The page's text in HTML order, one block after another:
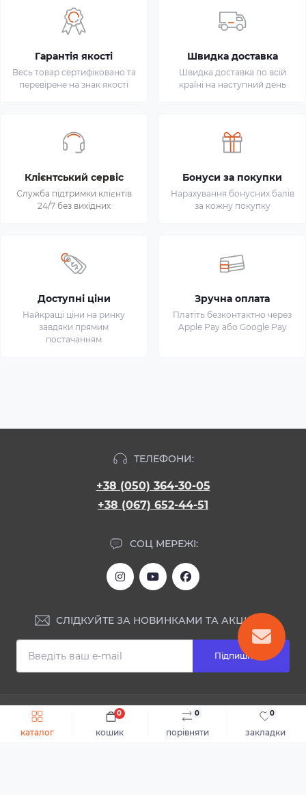
каталог порівняти
0
закладки
0
кошик
0
Швидке замовлення До кошика
Гарантія якості
Весь товар сертифіковано та
перевірене на знак якості
Швидка доставка
Швидка доставка по всій
країні на наступний день
Клієнтський сервіс
Служба підтримки клієнтів
24/7 без вихідних
Бонуси за покупки
Нарахування бонусних балів
за кожну покупку
Доступні ціни
Найкращі ціни на ринку
завдяки прямим
постачанням
Зручна оплата
Платіть безконтактно через
Apple Pay або Google Pay
ТЕЛЕФОНИ:
+38 (050) 364-30-05
+38 (067) 652-44-51
СОЦ МЕРЕЖІ:
СЛІДКУЙТЕ ЗА НОВИНКАМИ ТА АКЦІЯМИ:
Підпишіться
ІНФОРМАЦІЯ